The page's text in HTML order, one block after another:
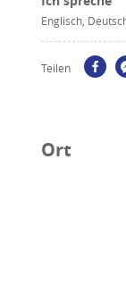
Englisch,
Teilen
Ort